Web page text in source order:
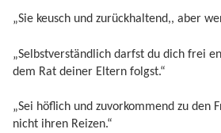
„Sie keusch und zurückhaltend,, aber
„Selbstverständlich darfst du dich frei
dem Rat deiner Eltern folgst.“
„Sei höflich und zuvorkommend zu den
nicht ihren Reizen.“